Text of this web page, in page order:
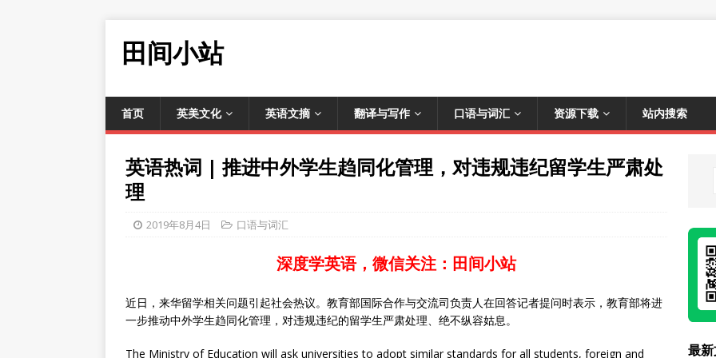
田间小站
首页 英美文化 英语文摘 翻译与写作 口语与词汇 资源下载 站内搜索
英语热词 | 推进中外学生趋同化管理，对违规违纪留学生严肃处
理
2019年8月4日 口语与词汇
深度学英语，微信关注：田间小站
近日，来华留学相关问题引起社会热议。教育部国际合作与交流司负责人在回答记者提问时表示，教育部将进
一步推动中外学生趋同化管理，对违规违纪的留学生严肃处理、绝不纵容姑息。
The Ministry of Education will ask universities to adopt similar standards for all students, foreign and 最